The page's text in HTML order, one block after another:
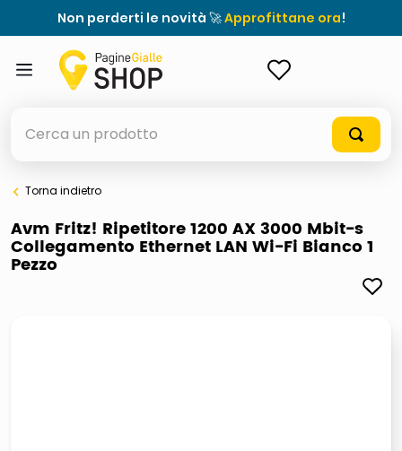
Non perderti le novità 🚀Approfittane ora!
elenchi telefonici
meme
Torna indietro
Avm Fritz! Ripetitore 1200 AX 3000 Mbit-s
Collegamento Ethernet LAN Wi-Fi Bianco 1
Pezzo